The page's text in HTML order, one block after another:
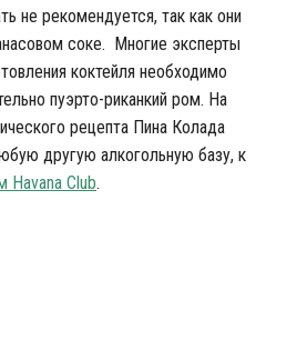
не рекомендуется, так как они
соке. Многие эксперты
коктейля необходимо
пуэрто-риканкий ром. На
рецепта Пина Колада
другую алкогольную базу, к
Havana Club.